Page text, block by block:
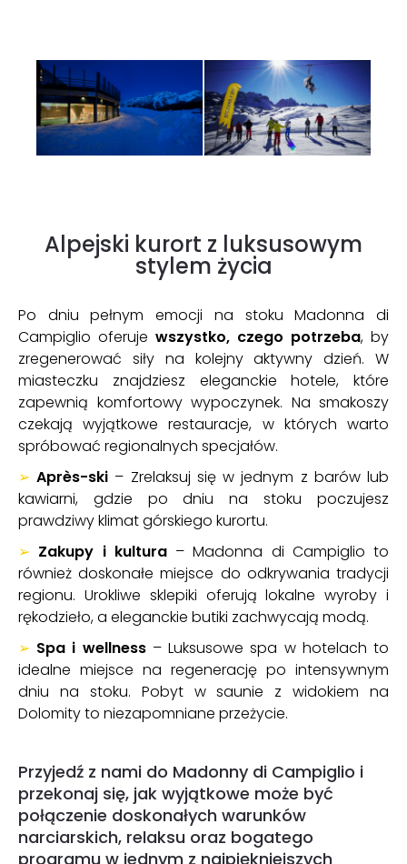
Alpejski kurort z luksusowym
stylem życia
Po dniu pełnym emocji na stoku Madonna di
Campiglio oferuje wszystko, czego potrzeba, by
zregenerować siły na kolejny aktywny dzień. W
miasteczku znajdziesz eleganckie hotele, które
zapewnią komfortowy wypoczynek. Na smakoszy
czekają wyjątkowe restauracje, w których warto
spróbować regionalnych specjałów.
➢Après-ski – Zrelaksuj się w jednym z barów lub
kawiarni, gdzie po dniu na stoku poczujesz
prawdziwy klimat górskiego kurortu.
➢ Zakupy i kultura– Madonna di Campiglio to
również doskonałe miejsce do odkrywania tradycji
regionu. Urokliwe sklepiki oferują lokalne wyroby i
rękodzieło, a eleganckie butiki zachwycają modą.
➢ Spa i wellness– Luksusowe spa w hotelach to
idealne miejsce na regenerację po intensywnym
dniu na stoku. Pobyt w saunie z widokiem na
Dolomity to niezapomniane przeżycie.
Przyjedź z nami do Madonny di Campiglio i
przekonaj się, jak wyjątkowe może być
połączenie doskonałych warunków
narciarskich, relaksu oraz bogatego
programu w jednym z najpiękniejszych